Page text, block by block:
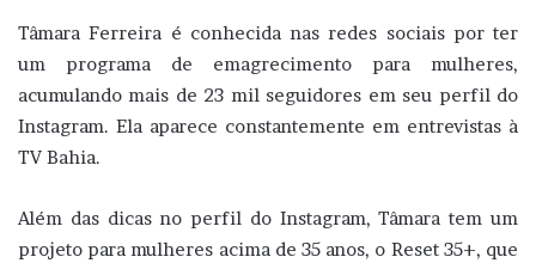
Tâmara Ferreira é conhecida nas redes sociais por ter
um programa de emagrecimento para mulheres,
acumulando mais de 23 mil seguidores em seu perfil do
Instagram. Ela aparece constantemente em entrevistas à
TV Bahia.
Além das dicas no perfil do Instagram, Tâmara tem um
projeto para mulheres acima de 35 anos, o Reset 35+, que